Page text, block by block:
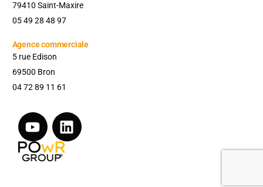
79410 Saint-Maxire
05 49 28 48 97
Agence commerciale​
5 rue Edison
69500 Bron
04 72 89 11 61